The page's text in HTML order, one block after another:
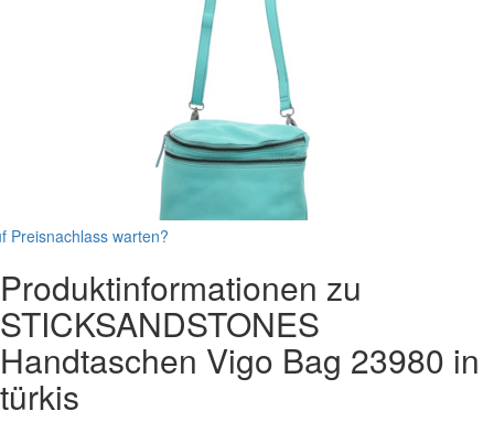
Preisnachlass warten?
Produktinformationen zu
STICKSANDSTONES
Handtaschen Vigo Bag 23980 in
türkis